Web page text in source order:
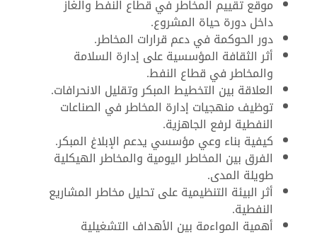
موقع تقييم المخاطر في قطاع النفط والغاز
داخل دورة حياة المشروع.
دور الحوكمة في دعم قرارات المخاطر.
أثر الثقافة المؤسسية على إدارة السلامة
والمخاطر في قطاع النفط.
العلاقة بين التخطيط المبكر وتقليل الانحرافات.
توظيف منهجيات إدارة المخاطر في الصناعات
النفطية لرفع الجاهزية.
كيفية بناء وعي مؤسسي يدعم الإبلاغ المبكر.
الفرق بين المخاطر اليومية والمخاطر الهيكلية
طويلة المدى.
أثر البيئة التنظيمية على تحليل مخاطر المشاريع
النفطية.
أهمية المواءمة بين الأهداف التشغيلية